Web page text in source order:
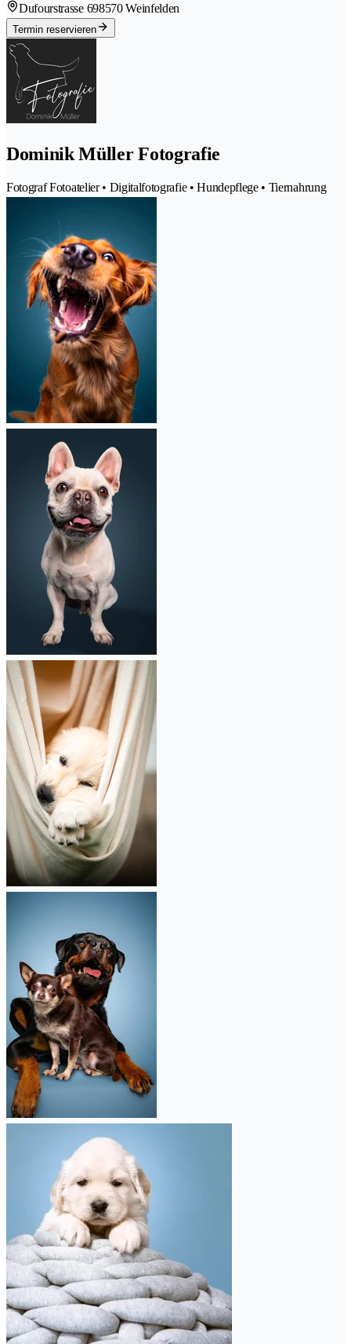
Dufourstrasse 698570 Weinfelden
Termin reservieren
Dominik Müller Fotografie
Fotograf Fotoatelier • Digitalfotografie • Hundepflege • Tiernahrung